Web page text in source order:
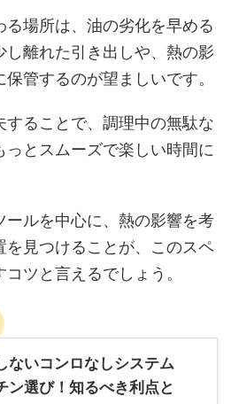
る場所は、油の劣化を早める
離れた引き出しや、熱の影
管するのが望ましいです。
することで、調理中の無駄な
とスムーズで楽しい時間に
ールを中心に、熱の影響を考
を見つけることが、このスペ
ツと言えるでしょう。
ないコンロなしシステム
ン選び！知るべき利点と